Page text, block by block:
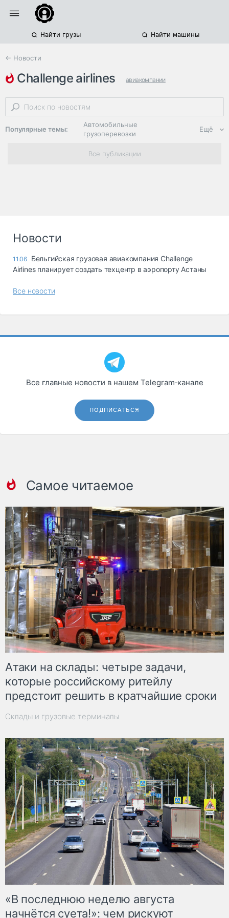
Найти грузы Найти машины
← Новости
challenge airlines авиакомпании
грузовые авиаперевозки аэропорт астана
Популярные темы:
Автомобильные
грузоперевозки
Региональная
логистика
опасные грузы
грузовые
Коммерческий
транспорт
Спецтехника
Автосервис,
запчасти, шины
Дзен
Ещё
Все публикации
Новости
11.06 Бельгийская грузовая авиакомпания Challenge
Airlines планирует создать техцентр в аэропорту Астаны
Все новости
Все главные новости в нашем Telegram‑канале
ПОДПИСАТЬСЯ
Самое читаемое
Атаки на склады: четыре задачи,
которые российскому ритейлу
предстоит решить в кратчайшие сроки
Склады и грузовые терминалы
«В последнюю неделю августа
начнётся суета!»: чем рискуют